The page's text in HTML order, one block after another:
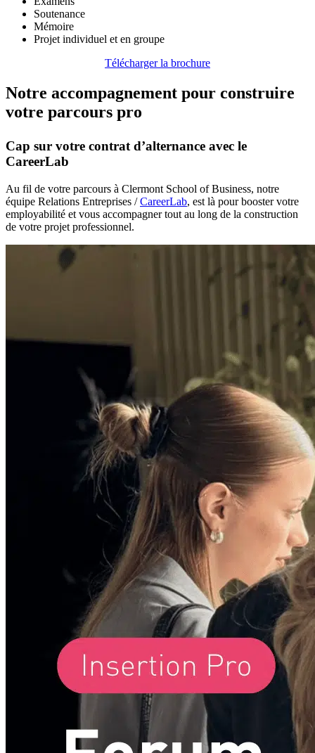
Soutenance
Mémoire
Projet individuel et en groupe
Télécharger la brochure
Notre accompagnement pour construire
votre parcours pro
Cap sur votre contrat d’alternance avec le
CareerLab
Au fil de votre parcours à Clermont School of Business, notre
équipe Relations Entreprises /CareerLab, est là pour booster votre
employabilité et vous accompagner tout au long de la construction
de votre projet professionnel.